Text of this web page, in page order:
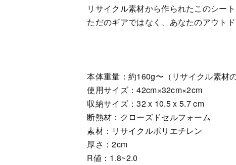
リサイクル素材から作られたこのシー
ただのギアではなく、あなたのアウト
本体重量：約160g〜（リサイクル素材
使用サイズ：42cm×32cm×2cm
収納サイズ：32 x 10.5 x 5.7 cm
断熱材：クローズドセルフォーム
素材：リサイクルポリエチレン
厚さ：2cm
R値：1.8~2.0